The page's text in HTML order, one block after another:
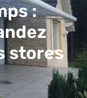
:
stores